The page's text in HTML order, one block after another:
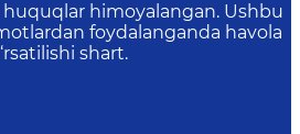
huquqlar himoyalangan. Ushbu
foydalanganda havola
shart.